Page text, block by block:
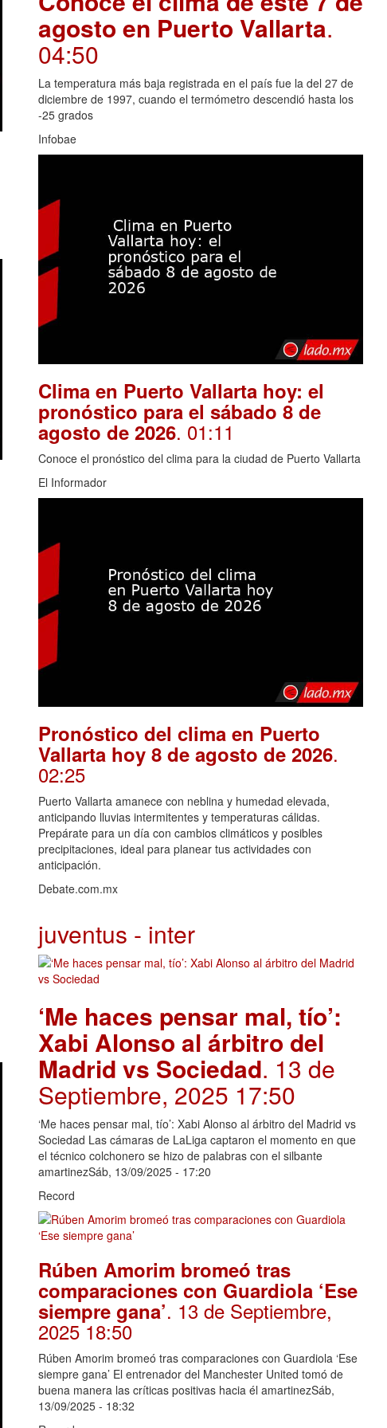
agosto en Puerto Vallarta.
04:50
La temperatura más baja registrada en el país fue la del 27 de
diciembre de 1997, cuando el termómetro descendió hasta los
-25 grados
Infobae
Clima en Puerto Vallarta hoy: el
pronóstico para el sábado 8 de
agosto de 2026. 01:11
Conoce el pronóstico del clima para la ciudad de Puerto Vallarta
El Informador
Pronóstico del clima en Puerto
Vallarta hoy 8 de agosto de 2026.
02:25
Puerto Vallarta amanece con neblina y humedad elevada,
anticipando lluvias intermitentes y temperaturas cálidas.
Prepárate para un día con cambios climáticos y posibles
precipitaciones, ideal para planear tus actividades con
anticipación.
Debate.com.mx
juventus - inter
‘Me haces pensar mal, tío’:
Xabi Alonso al árbitro del
Madrid vs Sociedad. 13 de
Septiembre, 2025 17:50
‘Me haces pensar mal, tío’: Xabi Alonso al árbitro del Madrid vs
Sociedad Las cámaras de LaLiga captaron el momento en que
el técnico colchonero se hizo de palabras con el silbante
amartinezSáb, 13/09/2025 - 17:20
Record
Rúben Amorim bromeó tras
comparaciones con Guardiola ‘Ese
siempre gana’. 13 de Septiembre,
2025 18:50
Rúben Amorim bromeó tras comparaciones con Guardiola ‘Ese
siempre gana’ El entrenador del Manchester United tomó de
buena manera las críticas positivas hacia él amartinezSáb,
13/09/2025 - 18:32